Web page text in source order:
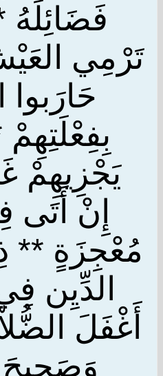
تَرْمِي
حَارَبوا
يَجْزِيهِمْ
إِنْ
مُعْجِزَةٍ **
الدِّيِن
أَغْفَلَ
وَصَحِيحَ